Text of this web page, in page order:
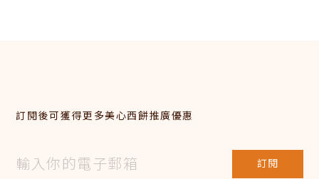
訂閱後可獲得更多美心西餅推廣優惠
訂閱